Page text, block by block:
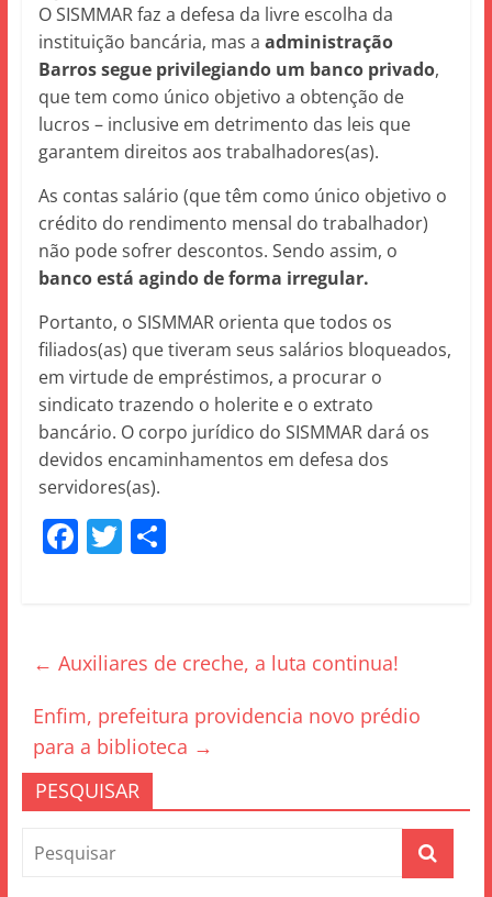
O SISMMAR faz a defesa da livre escolha da
instituição bancária, mas a administração
Barros segue privilegiando um banco privado,
que tem como único objetivo a obtenção de
lucros – inclusive em detrimento das leis que
garantem direitos aos trabalhadores(as).
As contas salário (que têm como único objetivo o
crédito do rendimento mensal do trabalhador)
não pode sofrer descontos. Sendo assim, o
banco está agindo de forma irregular.
Portanto, o SISMMAR orienta que todos os
filiados(as) que tiveram seus salários bloqueados,
em virtude de empréstimos, a procurar o
sindicato trazendo o holerite e o extrato
bancário. O corpo jurídico do SISMMAR dará os
devidos encaminhamentos em defesa dos
servidores(as).
F
b
o
o
k
T S
← Auxiliares de creche, a luta continua!
Enfim, prefeitura providencia novo prédio
para a biblioteca →
PESQUISAR